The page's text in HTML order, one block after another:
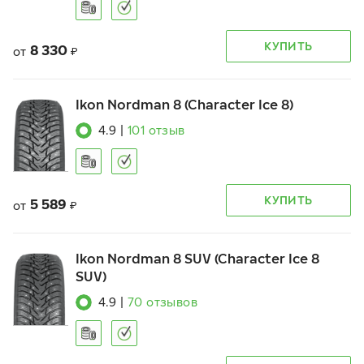
от 8 330 ₽ КУПИТЬ
Ikon Nordman 8 (Character Ice 8)
4.9 101 отзыв
от 5 589 ₽ КУПИТЬ
Ikon Nordman 8 SUV (Character Ice 8
SUV)
4.9 70 отзывов